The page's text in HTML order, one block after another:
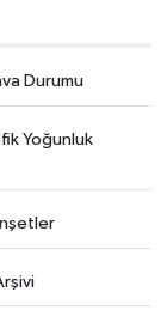
Durumu
Yoğunluk